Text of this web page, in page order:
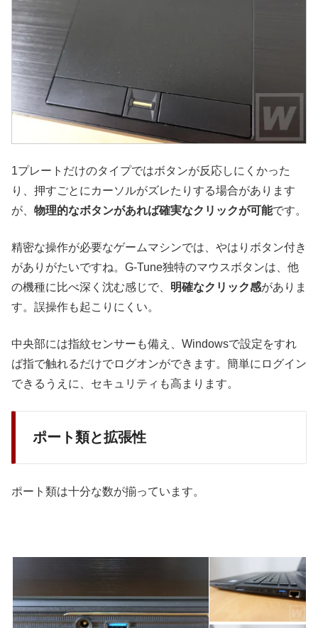
1プレートだけのタイプではボタンが反応しにくかった
り、押すごとにカーソルがズレたりする場合があります
が、 物理的なボタンがあれば確実なクリックが可能です。
精密な操作が必要なゲームマシンでは、やはりボタン付き
がありがたいですね。G-Tune独特のマウスボタンは、他
の機種に比べ深く沈む感じで、 明確なクリック感がありま
す。誤操作も起こりにくい。
中央部には指紋センサーも備え、Windowsで設定をすれ
ば指で触れるだけでログオンができます。簡単にログイン
できるうえに、セキュリティも高まります。
ポート類と拡張性
ポート類は十分な数が揃っています。